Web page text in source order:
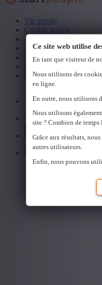
Ce site web utilise
En tant que visiteur de
Nous utilisons des
en ligne.
En outre, nous utilisons
Nous utilisons
site ? Combien de
Grâce aux résultats,
autres utilisateurs.
Enfin, nous pouvons
Vie privée
Cookie policy
Disclaimer
Droits et obligations
Numéros d'agrément
Procédure de